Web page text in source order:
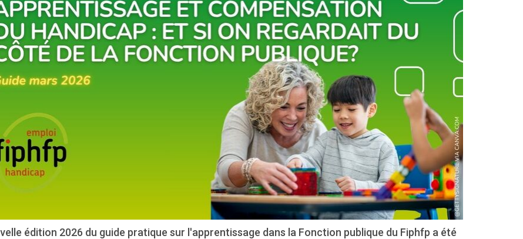
édition 2026 du guide pratique sur l'apprentissage dans la Fonction publique du Fiphfp a été